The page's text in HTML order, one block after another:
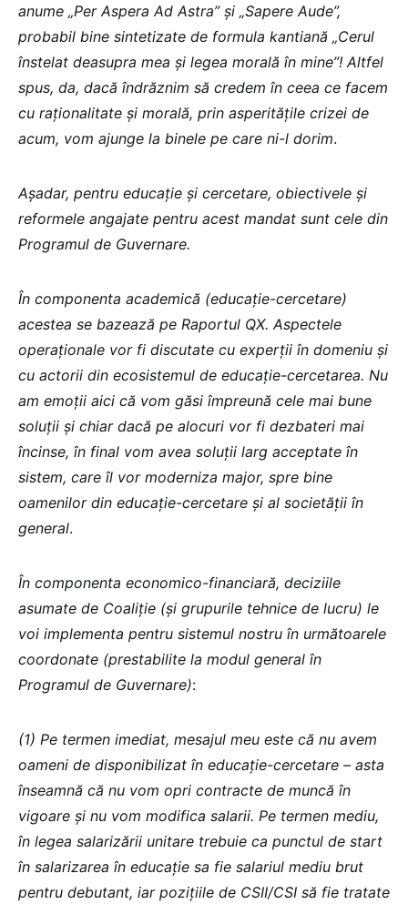
anume „Per Aspera Ad Astra” și „Sapere Aude”,
probabil bine sintetizate de formula kantiană „Cerul
înstelat deasupra mea și legea morală în mine”! Altfel
spus, da, dacă îndrăznim să credem în ceea ce facem
cu raționalitate și morală, prin asperitățile crizei de
acum, vom ajunge la binele pe care ni-l dorim.
Așadar, pentru educație și cercetare, obiectivele și
reformele angajate pentru acest mandat sunt cele din
Programul de Guvernare.
În componenta academică (educație-cercetare)
acestea se bazează pe Raportul QX. Aspectele
operaționale vor fi discutate cu experții în domeniu și
cu actorii din ecosistemul de educație-cercetarea. Nu
am emoții aici că vom găsi împreună cele mai bune
soluții și chiar dacă pe alocuri vor fi dezbateri mai
încinse, în final vom avea soluții larg acceptate în
sistem, care îl vor moderniza major, spre bine
oamenilor din educație-cercetare și al societății în
general.
În componenta economico-financiară, deciziile
asumate de Coaliție (și grupurile tehnice de lucru) le
voi implementa pentru sistemul nostru în următoarele
coordonate (prestabilite la modul general în
Programul de Guvernare):
(1) Pe termen imediat, mesajul meu este că nu avem
oameni de disponibilizat în educație-cercetare – asta
înseamnă că nu vom opri contracte de muncă în
vigoare și nu vom modifica salarii. Pe termen mediu,
în legea salarizării unitare trebuie ca punctul de start
în salarizarea în educație sa fie salariul mediu brut
pentru debutant, iar pozițiile de CSII/CSI să fie tratate